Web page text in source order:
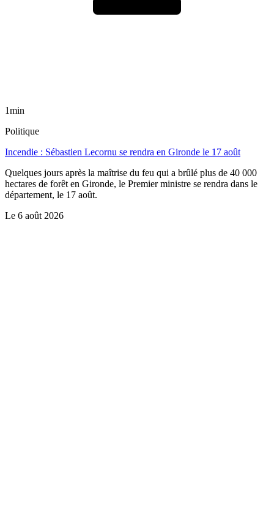
1min
Politique
Incendie : Sébastien Lecornu se rendra en Gironde le 17 août
Quelques jours après la maîtrise du feu qui a brûlé plus de 40 000
hectares de forêt en Gironde, le Premier ministre se rendra dans le
département, le 17 août.
Le 6 août 2026